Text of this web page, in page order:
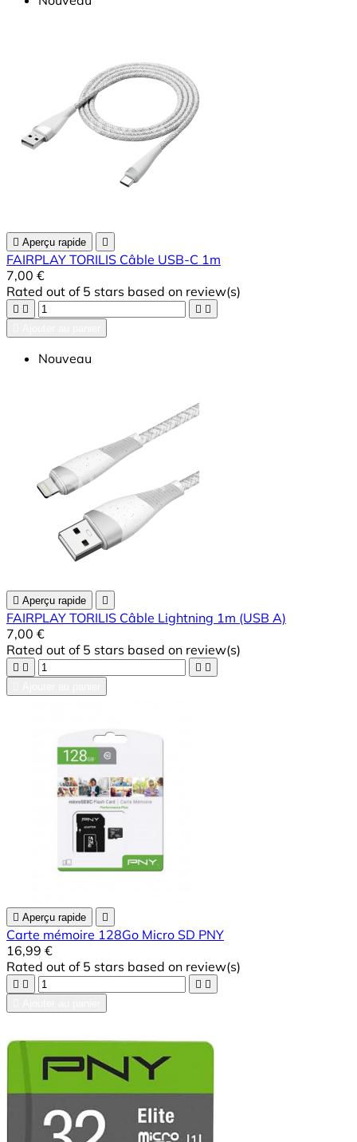
 Aperçu rapide 
FAIRPLAY TORILIS Câble USB-C 1m
7,00 €
Rated out of 5 stars based on review(s)
   
Nouveau
 Aperçu rapide 
FAIRPLAY TORILIS Câble Lightning 1m (USB A)
7,00 €
Rated out of 5 stars based on review(s)
   
 Aperçu rapide 
Carte mémoire 128Go Micro SD PNY
16,99 €
Rated out of 5 stars based on review(s)
   